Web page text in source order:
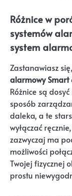
Różnice w
systemów
system
Zastanawiasz
alarmowy Smart
Różnice są
sposób
daleka, a te
wyłączać
zazwyczaj ma
możliwości
Twojej fizycznej
prostu